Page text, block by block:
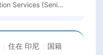
Advisory – Transaction Services (Senior Associate 1)
住在 印尼
国籍